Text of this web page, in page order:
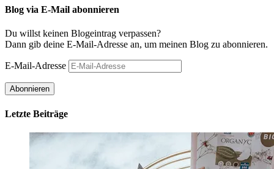
Blog via E-Mail abonnieren
Du willst keinen Blogeintrag verpassen?
Dann gib deine E-Mail-Adresse an, um meinen Blog zu abonnieren.
E-Mail-Adresse
Abonnieren
Letzte Beiträge